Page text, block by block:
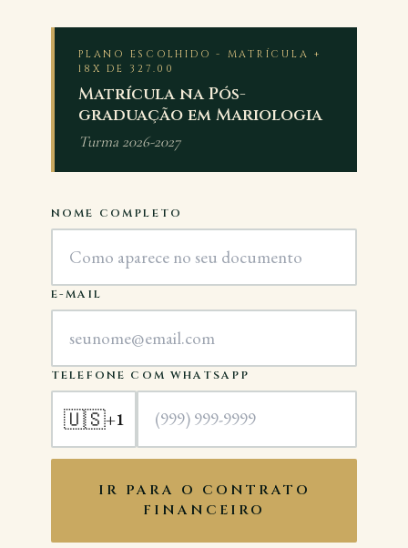
PLANO ESCOLHIDO - MATRÍCULA +
18X DE 327.00
Matrícula na Pós-
graduação em Mariologia
Turma 2026-2027
NOME COMPLETO
E-MAIL
TELEFONE COM WHATSAPP
🇺🇸+1
IR PARA O CONTRATO
FINANCEIRO